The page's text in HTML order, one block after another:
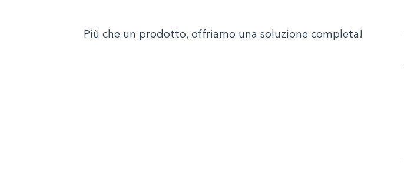
Più che un prodotto, offriamo una soluzione completa!